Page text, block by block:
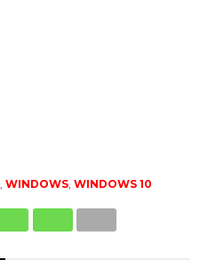
WINDOWS, WINDOWS 10